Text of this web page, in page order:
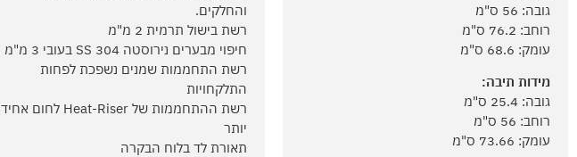
גובה: 56 ס"מ
רוחב: 76.2 ס"מ
עומק: 68.6 ס"מ
מידות תיבה:
גובה: 25.4 ס"מ
רוחב: 56 ס"מ
עומק: 73.66 ס"מ
והחלקים.
רשת בישול תרמית 2 מ"מ
חיפוי מבערים נירוסטה 304 SS בעובי 3 מ"מ
רשת התחממות שמנים נשפכת לפחות
התלקחויות
רשת ההתחממות של Heat-Riser לחום אחיד
יותר
תאורת לד בלוח הבקרה